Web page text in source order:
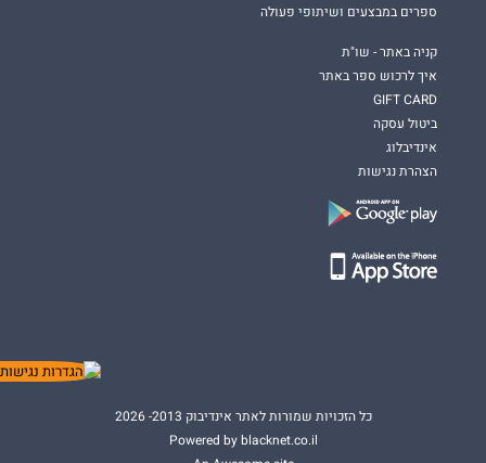
ספרים במבצעים ושיתופי פעולה
קניה באתר - שו"ת
איך לרכוש ספר באתר
GIFT CARD
ביטול עסקה
אינדיבלוג
הצהרת נגישות
כל הזכויות שמורות לאתר אינדיבוק 2013- 2026
Powered by blacknet.co.il